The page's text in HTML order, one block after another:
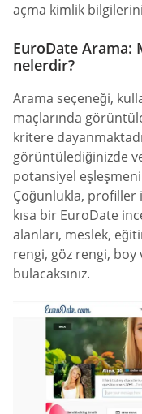
açma kimlik
EuroDate Arama:
nelerdir?
Arama seçeneği,
maçlarında
kritere
görüntülediğinizde
potansiyel
Çoğunlukla, profiller
kısa bir EuroDate
alanları, meslek,
rengi, göz rengi, boy
bulacaksınız.